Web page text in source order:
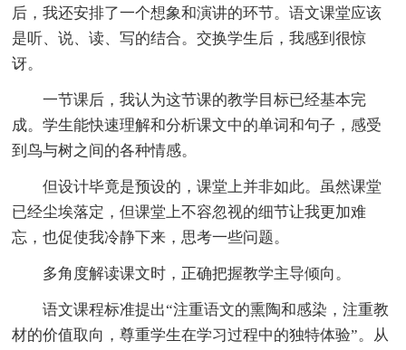
后，我还安排了一个想象和演讲的环节。语文课堂应该
是听、说、读、写的结合。交换学生后，我感到很惊
讶。
一节课后，我认为这节课的教学目标已经基本完
成。学生能快速理解和分析课文中的单词和句子，感受
到鸟与树之间的各种情感。
但设计毕竟是预设的，课堂上并非如此。虽然课堂
已经尘埃落定，但课堂上不容忽视的细节让我更加难
忘，也促使我冷静下来，思考一些问题。
多角度解读课文时，正确把握教学主导倾向。
语文课程标准提出“注重语文的熏陶和感染，注重教
材的价值取向，尊重学生在学习过程中的独特体验”。从